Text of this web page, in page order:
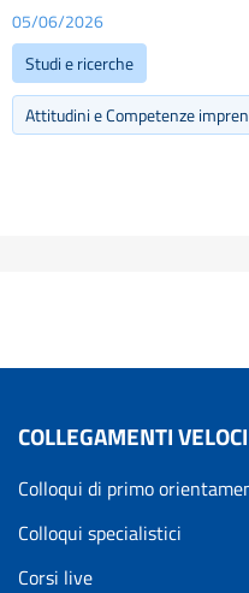
05/06/2026
Studi e ricerche
Attitudini e Competenze
COLLEGAMENTI VELOCI
Colloqui di primo
Colloqui specialistici
Corsi live